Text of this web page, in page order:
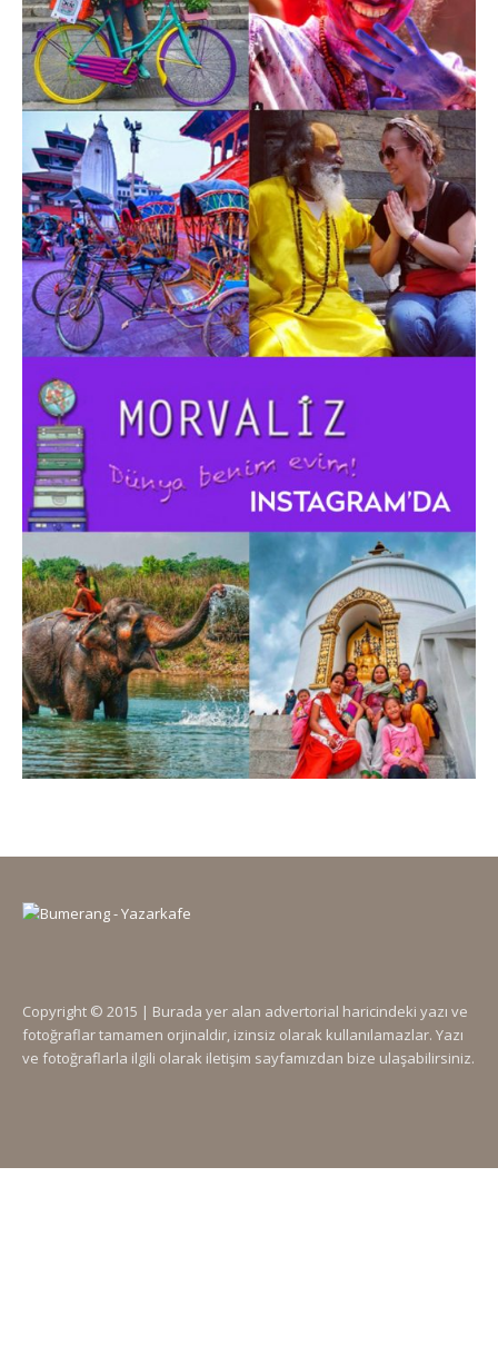
Copyright © 2015 | Burada yer alan advertorial haricindeki yazı ve
fotoğraflar tamamen orjinaldir, izinsiz olarak kullanılamazlar. Yazı
ve fotoğraflarla ilgili olarak iletişim sayfamızdan bize ulaşabilirsiniz.